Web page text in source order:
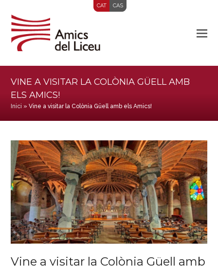
CAT CAS
VINE A VISITAR LA COLÒNIA GÜELL AMB
ELS AMICS!
Inici »Vine a visitar la Colònia Güell amb els Amics!
Vine a visitar la Colònia Güell amb